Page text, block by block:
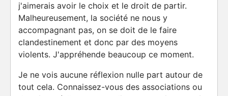
j'aimerais avoir le choix et le droit de partir.
Malheureusement, la société ne nous y
accompagnant pas, on se doit de le faire
clandestinement et donc par des moyens
violents. J'appréhende beaucoup ce moment.
Je ne vois aucune réflexion nulle part autour de
tout cela. Connaissez-vous des associations ou